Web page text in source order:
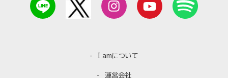
I amについて
運営会社